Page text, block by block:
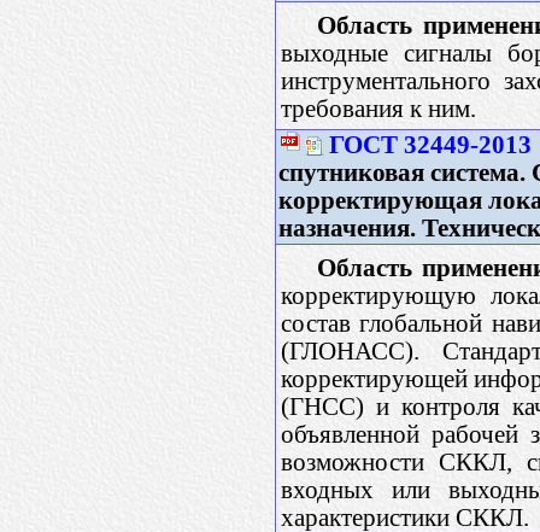
Область
выходные сигналы
инструментального
требования к ним.
ГОСТ 32449-2013
спутниковая
корректирующая
назначения.
Область
корректирующую
состав глобальной
(ГЛОНАСС).
корректирующей
(ГНСС) и контроля
объявленной рабочей
возможности СККЛ,
входных или
характеристики СККЛ.